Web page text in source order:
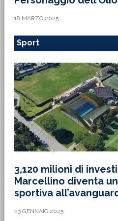
18 MARZO 2025
Sport
3,120 milioni di
Marcellino diventa
sportiva
23 GENNAIO 2025